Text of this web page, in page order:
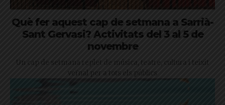
Què fer aquest cap de setmana a Sarrià-
Sant Gervasi? Activitats del 3 al 5 de
novembre
Un cap de setmana replet de música, teatre, cultura i teixit
veïnal per a tots els públics